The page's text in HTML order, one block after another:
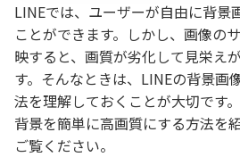
LINEでは、ユーザーが自由に背景
ことができます。しかし、画像の
映すると、画質が劣化して見栄え
す。そんなときは、LINEの背景画
法を理解しておくことが大切です
背景を簡単に高画質にする方法を
ご覧ください。